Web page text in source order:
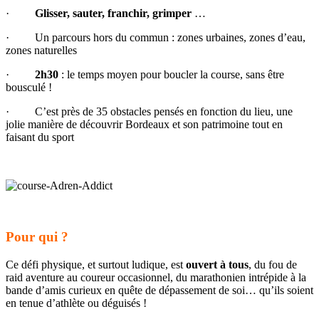
· Glisser, sauter, franchir, grimper …
· Un parcours hors du commun : zones urbaines, zones d’eau,
zones naturelles
· 2h30 : le temps moyen pour boucler la course, sans être
bousculé !
· C’est près de 35 obstacles pensés en fonction du lieu, une
jolie manière de découvrir Bordeaux et son patrimoine tout en
faisant du sport
Pour qui ?
Ce défi physique, et surtout ludique, est ouvert à tous, du fou de
raid aventure au coureur occasionnel, du marathonien intrépide à la
bande d’amis curieux en quête de dépassement de soi… qu’ils soient
en tenue d’athlète ou déguisés !